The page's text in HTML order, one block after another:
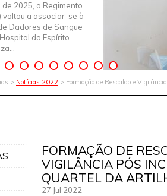
2025, o Regimento
voltou a associar-se à
Dadores de Sangue
do Espírito
> Notícias 2022 > Formação de Rescaldo e
FORMAÇÃO DE
VIGILÂNCIA PÓS
QUARTEL DA
27 Jul 2022